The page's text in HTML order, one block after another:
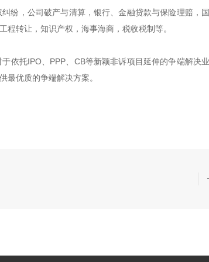
纷，公司破产与清算，银行、金融贷款与保险理赔，
转让，知识产权，海事海商，税收税制等。
依托IPO、PPP、CB等新颖非诉项目延伸的争端解决
最优质的争端解决方案。